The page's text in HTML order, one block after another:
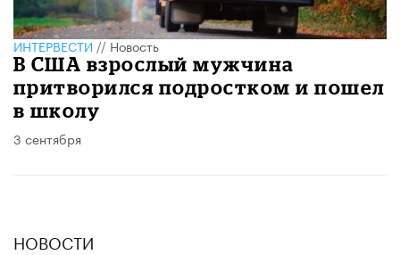
ИНТЕРВЕСТИ//Новость
В США взрослый мужчина
притворился подростком и пошел
в школу
3 сентября
НОВОСТИ